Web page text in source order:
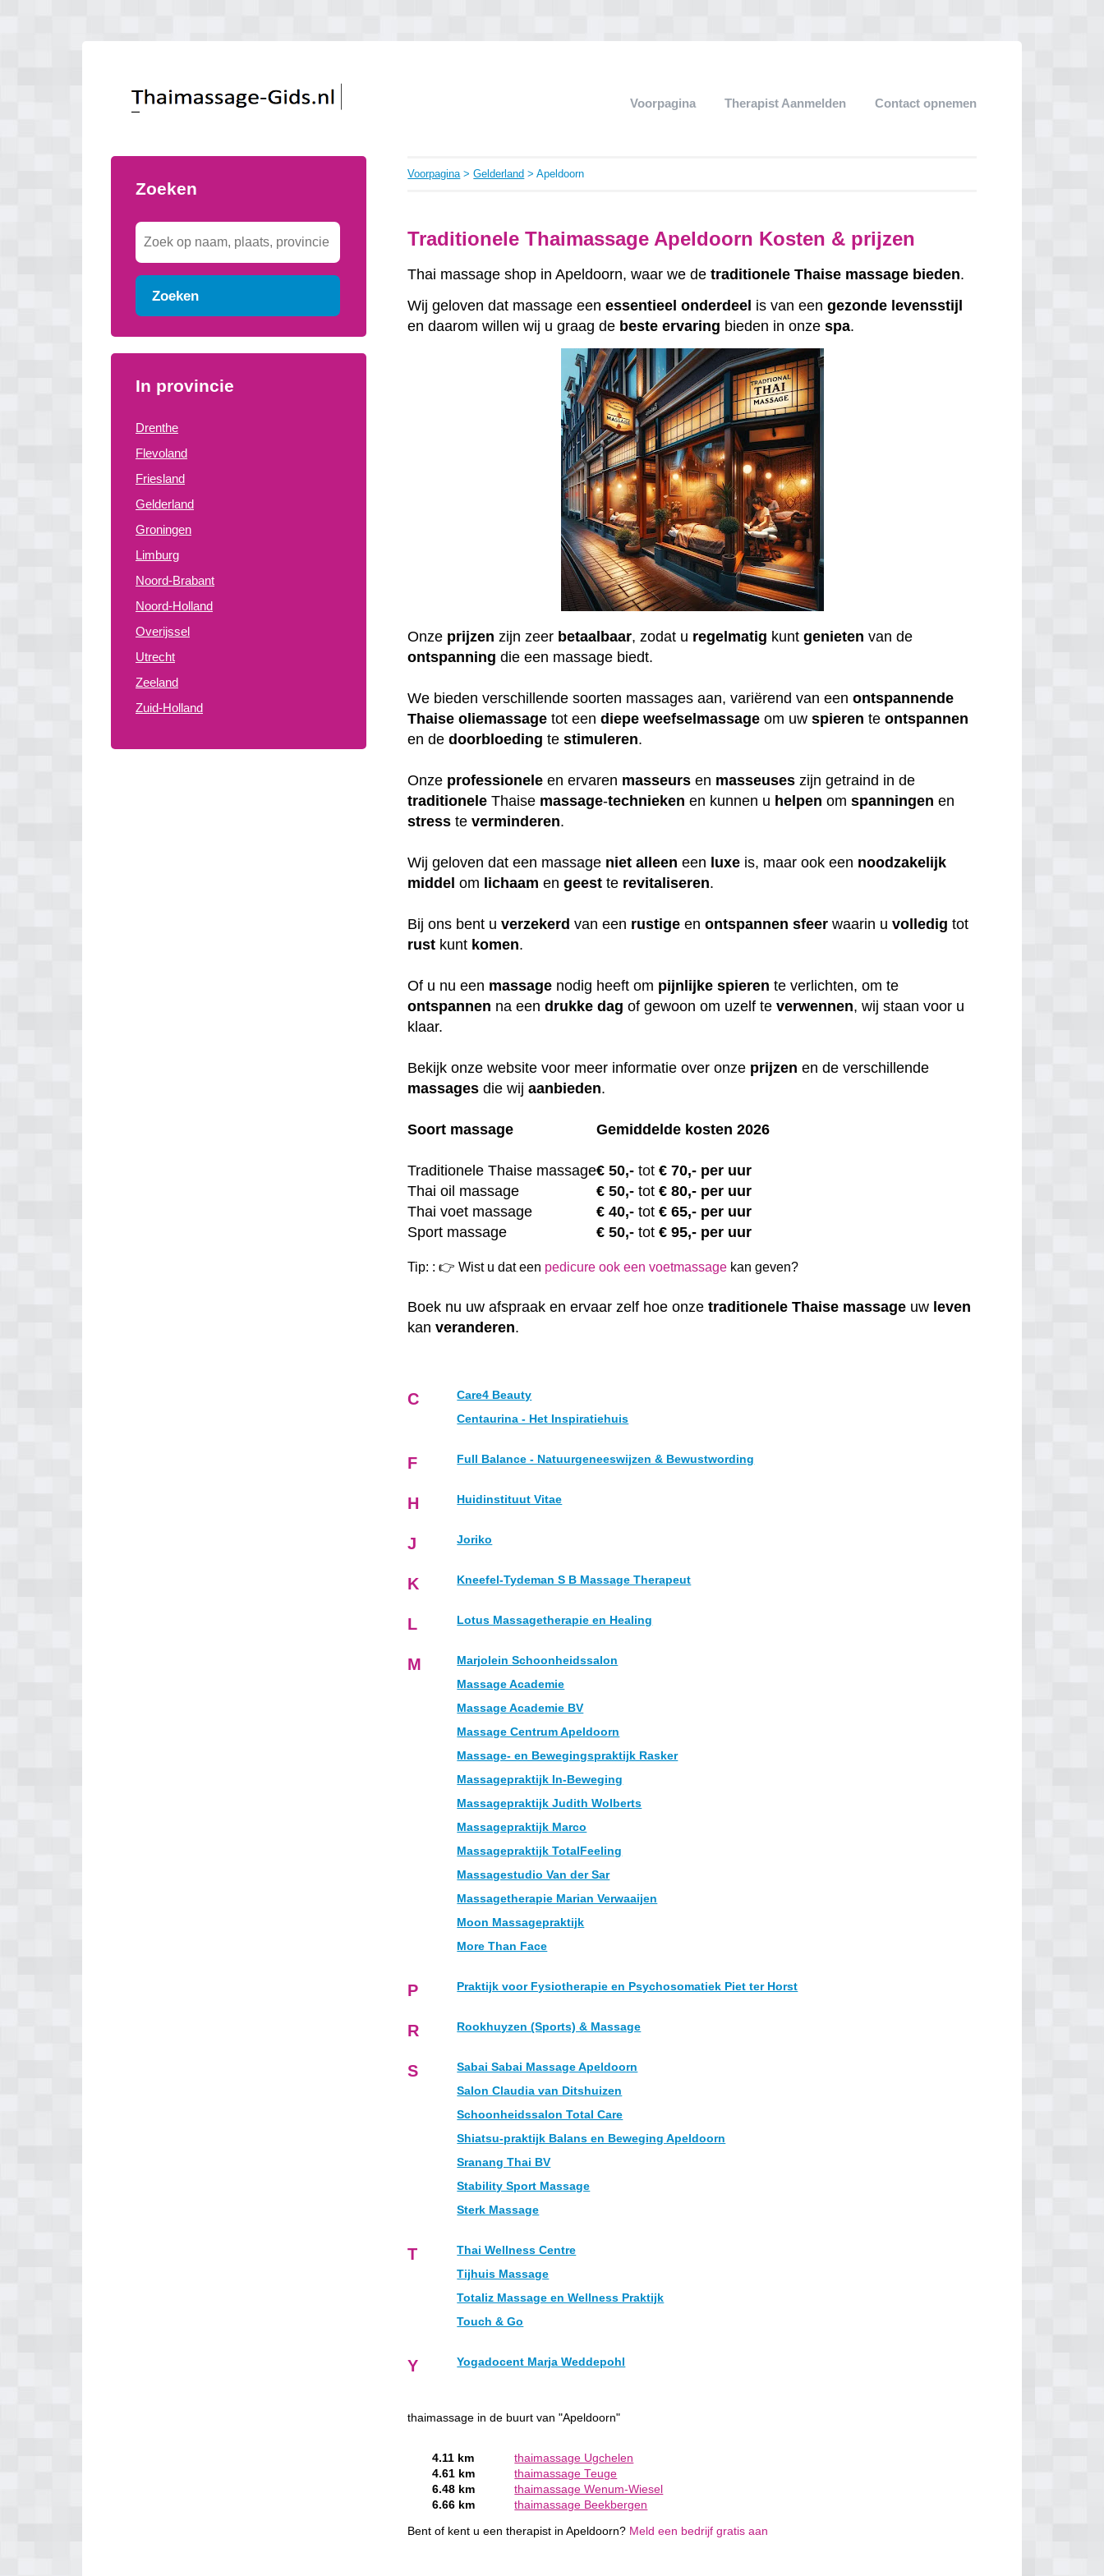
Voorpagina Therapist Aanmelden Contact opnemen
Zoeken
Zoeken
In provincie
Drenthe
Flevoland
Friesland
Gelderland
Groningen
Limburg
Noord-Brabant
Noord-Holland
Overijssel
Utrecht
Zeeland
Zuid-Holland
Voorpagina>Gelderland > Apeldoorn
Traditionele Thaimassage Apeldoorn Kosten & prijzen
Thai massage shop in Apeldoorn, waar we detraditionele Thaise massage bieden.
Wij geloven dat massage eenessentieel onderdeel is van eengezonde levensstijl
en daarom willen wij u graag de beste ervaring bieden in onzespa.
Onze prijzen zijn zeer betaalbaar, zodat u regelmatig kuntgenieten van de
ontspanning die een massage biedt.
We bieden verschillende soorten massages aan, variërend van eenontspannende
Thaise oliemassage tot eendiepe weefselmassage om uwspieren teontspannen
en dedoorbloeding testimuleren.
Onze professionele en ervaren masseurs en masseuses zijn getraind in de
traditionele Thaise massage-technieken en kunnen u helpen omspanningen en
stress teverminderen.
Wij geloven dat een massage niet alleen een luxe is, maar ook een noodzakelijk
middel om lichaam engeest te revitaliseren.
Bij ons bent uverzekerd van een rustige enontspannen sfeer waarin uvolledig tot
rust kunt komen.
Of u nu een massage nodig heeft om pijnlijke spieren te verlichten, om te
ontspannen na eendrukke dag of gewoon om uzelf teverwennen, wij staan voor u
klaar.
Bekijk onze website voor meer informatie over onze prijzen en de verschillende
massages die wijaanbieden.
Soort massage Gemiddelde kosten 2026
Traditionele Thaise massage€50,- tot € 70,- per uur
Thai oil massage
€50,- tot€ 80,- per uur
Thai voet massage
€40,- tot€ 65,- per uur
Sport massage
€50,- tot€ 95,- per uur
Tip: : 👉 Wist u dat een pedicure ook een voetmassage kan geven?
Boek nu uw afspraak en ervaar zelf hoe onzetraditionele Thaise massage uw leven
kanveranderen.
C
Care4 Beauty
Centaurina - Het Inspiratiehuis
F Full Balance - Natuurgeneeswijzen & Bewustwording
H Huidinstituut Vitae
J Joriko
K Kneefel-Tydeman S B Massage Therapeut
L Lotus Massagetherapie en Healing
M
Marjolein Schoonheidssalon
Massage Academie
Massage Academie BV
Massage Centrum Apeldoorn
Massage- en Bewegingspraktijk Rasker
Massagepraktijk In-Beweging
Massagepraktijk Judith Wolberts
Massagepraktijk Marco
Massagepraktijk TotalFeeling
Massagestudio Van der Sar
Massagetherapie Marian Verwaaijen
Moon Massagepraktijk
More Than Face
P Praktijk voor Fysiotherapie en Psychosomatiek Piet ter Horst
R Rookhuyzen (Sports) & Massage
S
Sabai Sabai Massage Apeldoorn
Salon Claudia van Ditshuizen
Schoonheidssalon Total Care
Shiatsu-praktijk Balans en Beweging Apeldoorn
Sranang Thai BV
Stability Sport Massage
Sterk Massage
T
Thai Wellness Centre
Tijhuis Massage
Totaliz Massage en Wellness Praktijk
Touch & Go
Y Yogadocent Marja Weddepohl
thaimassage in de buurt van "Apeldoorn"
4.11 km
thaimassage Ugchelen
4.61 km
thaimassage Teuge
6.48 km
thaimassage Wenum-Wiesel
6.66 km
thaimassage Beekbergen
Bent of kent u een therapist in Apeldoorn? Meld een bedrijf gratis aan